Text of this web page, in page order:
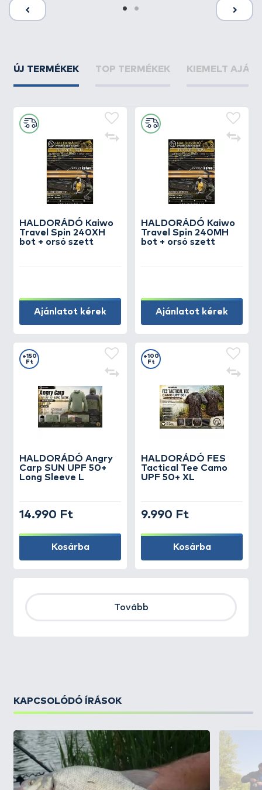
ÚJ TERMÉKEK TOP TERMÉKEK KIEMELT
HALDORÁDÓ Kaiwo
Travel Spin 240XH
bot + orsó szett
Ajánlatot kérek
HALDORÁDÓ Kaiwo
Travel Spin 240MH
bot + orsó szett
Ajánlatot kérek
HALDORÁDÓ Angry
Carp SUN UPF 50+
Long Sleeve L
+150
Ft
14.990 Ft
Kosárba
HALDORÁDÓ FES
Tactical Tee Camo
UPF 50+ XL
+100
Ft
9.990 Ft
Kosárba
Tovább
KAPCSOLÓDÓ ÍRÁSOK